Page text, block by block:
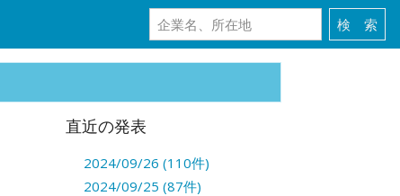
直近の発表
2024/09/26 (110件)
2024/09/25 (87件)